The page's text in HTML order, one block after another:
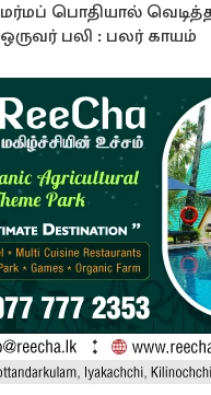
மர்மப் பொதியால்
ஒருவர் பலி : பலர் காயம்